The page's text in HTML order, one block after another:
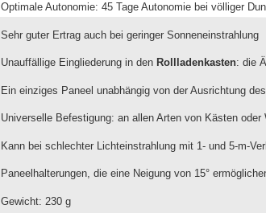
Optimale Autonomie: 45 Tage Autonomie bei völliger
Sehr guter Ertrag auch bei geringer Sonneneinstrahlung
Unauffällige Eingliederung in den Rollladenkasten: die
Ein einziges Paneel unabhängig von der Ausrichtung
Universelle Befestigung: an allen Arten von Kästen oder
Kann bei schlechter Lichteinstrahlung mit 1- und 5-m-
Paneelhalterungen, die eine Neigung von 15°
Gewicht: 230 g